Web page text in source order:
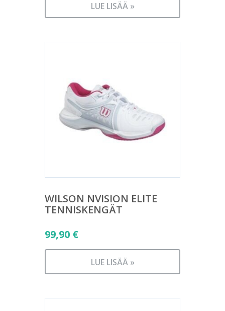
LUE LISÄÄ »
WILSON NVISION ELITE
TENNISKENGÄT
99,90 €
LUE LISÄÄ »